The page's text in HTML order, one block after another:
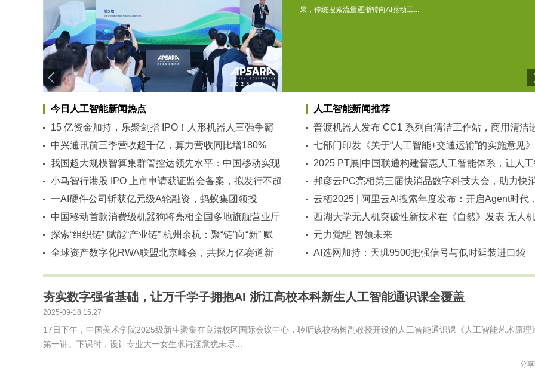
果，传统搜索流量逐渐转向AI驱动工...
元力觉醒 智领未来
元聚变科技集团成功举办2025生态大会暨“数智融创联合实验室”颁牌仪
式圆满成功2025年9月23日，元聚变科技集团（证券代码：830999）在
今日人工智能新闻热点
15 亿资金加持，乐聚剑指 IPO！人形机器人三强争霸
赛悬念再升级
中兴通讯前三季营收超千亿，算力营收同比增180%
我国超大规模智算集群管控达领先水平：中国移动实现
智算万卡池在长周期训练场景持续稳定运行
小马智行港股 IPO 上市申请获证监会备案，拟发行不超
过 1.02 亿普通股
一AI硬件公司斩获亿元级A轮融资，蚂蚁集团领投
中国移动首款消费级机器狗将亮相全国多地旗舰营业厅
探索“组织链” 赋能“产业链” 杭州余杭：聚“链”向“新” 赋
能“人工智能+”
全球资产数字化RWA联盟北京峰会，共探万亿赛道新
人工智能新闻推荐
普渡机器人发布 CC1 系列自清洁工作站，商用清洁
入全栈智能时代
七部门印发《关于“人工智能+交通运输”的实施意见》
2025 PT展|中国联通构建普惠人工智能体系，让人工
能更简单
邦彦云PC亮相第三届快消品数字科技大会，助力快
企业加速数字化转型跃迁
云栖2025 | 阿里云AI搜索年度发布：开启Agent时代，
重构搜索新范式
西湖大学无人机突破性新技术在《自然》发表 无人机
空中“握手”，精确到厘米级
元力觉醒 智领未来
AI选网加持：天玑9500把强信号与低时延装进口袋
夯实数字强省基础，让万千学子拥抱AI 浙江高校本科新生人工智能通识课全覆盖
2025-09-18 15:27
17日下午，中国美术学院2025级新生聚集在良渚校区国际会议中心，聆听该校杨树副教授开设的人工智能通识课《人工智能艺术原理》
第一讲。下课时，设计专业大一女生求诗涵意犹未尽...
分享